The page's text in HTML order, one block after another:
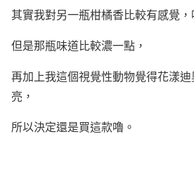
其實我對另一瓶柑橘香比較有感覺，
但是那瓶味道比較濃一點，
再加上我這個視覺性動物覺得花漾
亮，
所以決定還是買這款嚕。